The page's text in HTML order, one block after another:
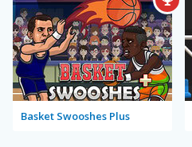
Basket Swooshes Plus